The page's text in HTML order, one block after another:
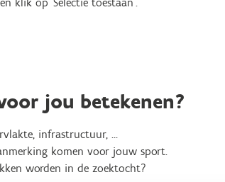
jou betekenen?
infrastructuur, …
komen voor jouw sport.
worden in de zoektocht?